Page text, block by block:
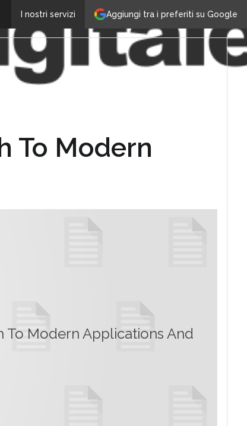
Aggiungi tra i preferiti su Google
I nostri servizi
To Modern
To Modern Applications And